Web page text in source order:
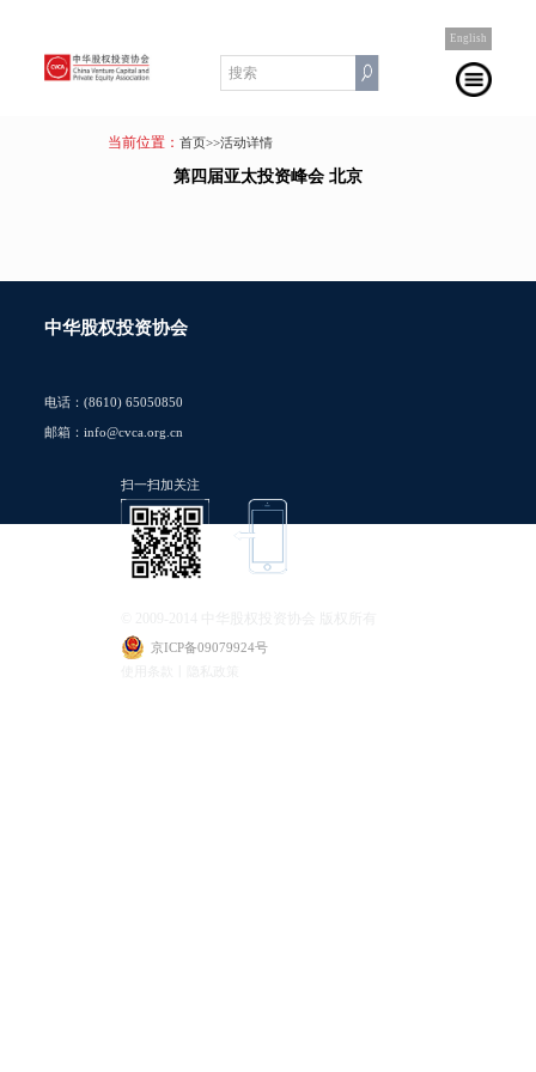
English
当前位置： 首页>>活动详情
第四届亚太投资峰会 北京
中华股权投资协会
电话：(8610) 65050850
邮箱：info@cvca.org.cn
扫一扫加关注
京ICP备09079924号